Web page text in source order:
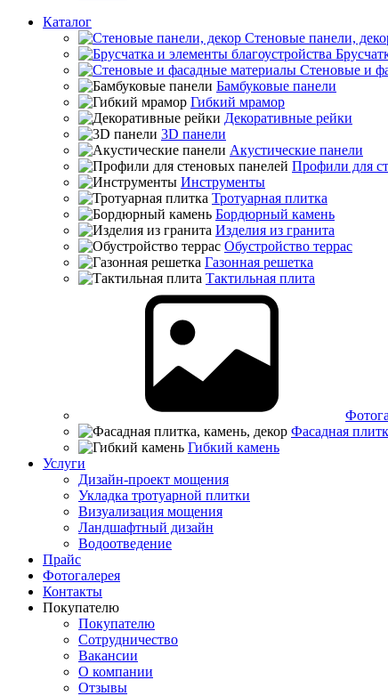
Каталог
Стеновые панели,
Стеновые и
Бамбуковые панели
Гибкий мрамор
Декоративные рейки
3D панели
Акустические панели
Профили для
Инструменты
Тротуарная плитка
Бордюрный камень
Изделия из гранита
Обустройство террас
Газонная решетка
Тактильная плита
Фасадная
Гибкий камень
Услуги
Дизайн-проект мощения
Укладка тротуарной плитки
Визуализация мощения
Ландшафтный дизайн
Водоотведение
Прайс
Фотогалерея
Контакты
Покупателю
Покупателю
Сотрудничество
Вакансии
О компании
Отзывы